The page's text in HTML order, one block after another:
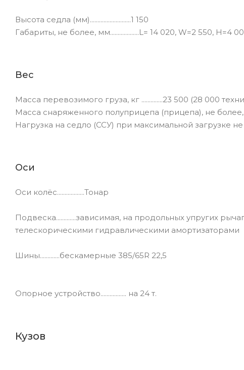
Высота седла (мм)...........................1 150
Габариты, не более, мм...................L= 14 020, W=2 550, H=4
Вес
Масса перевозимого груза, кг ..............23 500 (28 000
Масса снаряженного полуприцепа (прицепа), не более,
Нагрузка на седло (ССУ) при максимальной загрузке не
Оси
Оси колёс..................Тонар
Подвеска.............зависимая, на продольных упругих
телескорическими гидравлическими амортизаторами
Шины.............бескамерные 385/65R 22,5
Опорное устройство................. на 24 т.
Кузов